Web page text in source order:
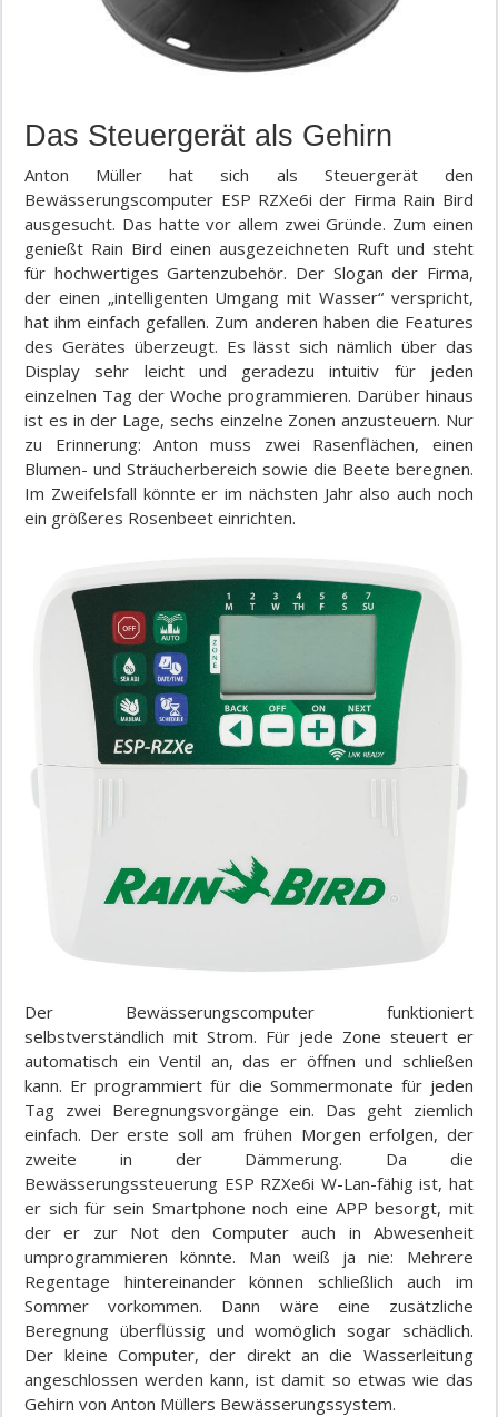
Das Steuergerät als Gehirn
Anton Müller hat sich als Steuergerät den
Bewässerungscomputer ESP RZXe6i der Firma Rain Bird
ausgesucht. Das hatte vor allem zwei Gründe. Zum einen
genießt Rain Bird einen ausgezeichneten Ruft und steht
für hochwertiges Gartenzubehör. Der Slogan der Firma,
der einen „intelligenten Umgang mit Wasser“ verspricht,
hat ihm einfach gefallen. Zum anderen haben die Features
des Gerätes überzeugt. Es lässt sich nämlich über das
Display sehr leicht und geradezu intuitiv für jeden
einzelnen Tag der Woche programmieren. Darüber hinaus
ist es in der Lage, sechs einzelne Zonen anzusteuern. Nur
zu Erinnerung: Anton muss zwei Rasenflächen, einen
Blumen- und Sträucherbereich sowie die Beete beregnen.
Im Zweifelsfall könnte er im nächsten Jahr also auch noch
ein größeres Rosenbeet einrichten.
Der Bewässerungscomputer funktioniert
selbstverständlich mit Strom. Für jede Zone steuert er
automatisch ein Ventil an, das er öffnen und schließen
kann. Er programmiert für die Sommermonate für jeden
Tag zwei Beregnungsvorgänge ein. Das geht ziemlich
einfach. Der erste soll am frühen Morgen erfolgen, der
zweite in der Dämmerung. Da die
Bewässerungssteuerung ESP RZXe6i W-Lan-fähig ist, hat
er sich für sein Smartphone noch eine APP besorgt, mit
der er zur Not den Computer auch in Abwesenheit
umprogrammieren könnte. Man weiß ja nie: Mehrere
Regentage hintereinander können schließlich auch im
Sommer vorkommen. Dann wäre eine zusätzliche
Beregnung überflüssig und womöglich sogar schädlich.
Der kleine Computer, der direkt an die Wasserleitung
angeschlossen werden kann, ist damit so etwas wie das
Gehirn von Anton Müllers Bewässerungssystem.